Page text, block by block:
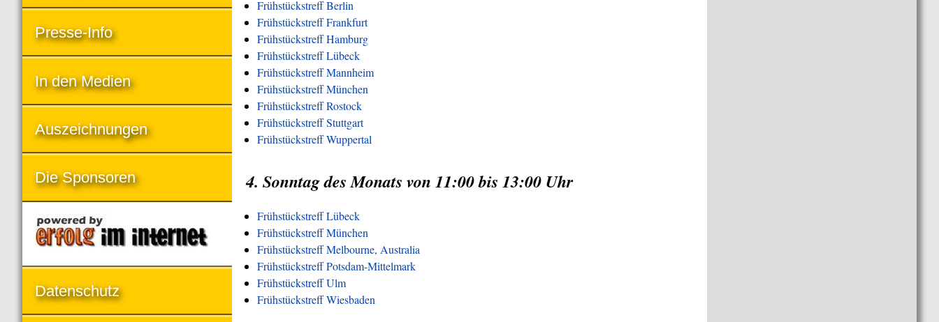
Frühstückstreff Berlin
Frühstückstreff Frankfurt
Frühstückstreff Hamburg
Frühstückstreff Lübeck
Frühstückstreff Mannheim
Frühstückstreff München
Frühstückstreff Rostock
Frühstückstreff Stuttgart
Frühstückstreff Wuppertal
4. Sonntag des Monats von 11:00 bis 13:00 Uhr
Frühstückstreff Lübeck
Frühstückstreff München
Frühstückstreff Melbourne, Australia
Frühstückstreff Potsdam-Mittelmark
Frühstückstreff Ulm
Frühstückstreff Wiesbaden
Presse-Info
In den Medien
Auszeichnungen
Die Sponsoren
Datenschutz